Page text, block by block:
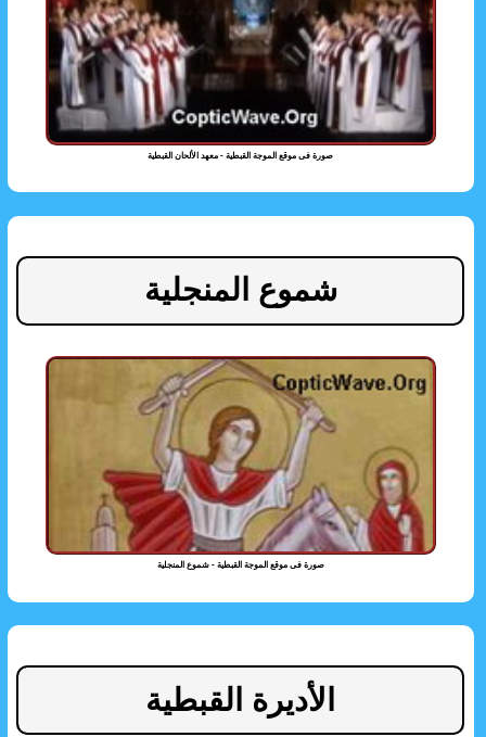
صورة فى موقع الموجة القبطية - معهد الألحان القبطية
شموع المنجلية
صورة فى موقع الموجة القبطية - شموع المنجلية
الأديرة القبطية